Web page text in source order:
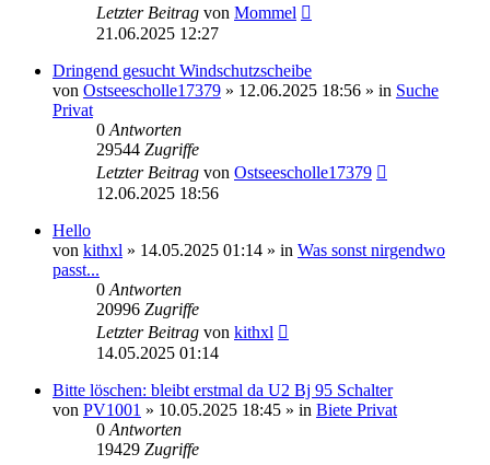
Letzter Beitrag von Mommel
21.06.2025 12:27
Dringend gesucht Windschutzscheibe
von Ostseescholle17379 » 12.06.2025 18:56 » in Suche
Privat
0 Antworten
29544 Zugriffe
Letzter Beitrag von Ostseescholle17379
12.06.2025 18:56
Hello
von kithxl » 14.05.2025 01:14 » in Was sonst nirgendwo
passt...
0 Antworten
20996 Zugriffe
Letzter Beitrag von kithxl
14.05.2025 01:14
Bitte löschen: bleibt erstmal da U2 Bj 95 Schalter
von PV1001 » 10.05.2025 18:45 » in Biete Privat
0 Antworten
19429 Zugriffe